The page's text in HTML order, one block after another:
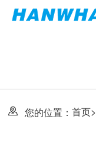
您的位置： 首页>